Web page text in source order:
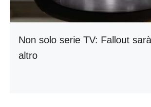
Non solo serie TV: Fallout
altro